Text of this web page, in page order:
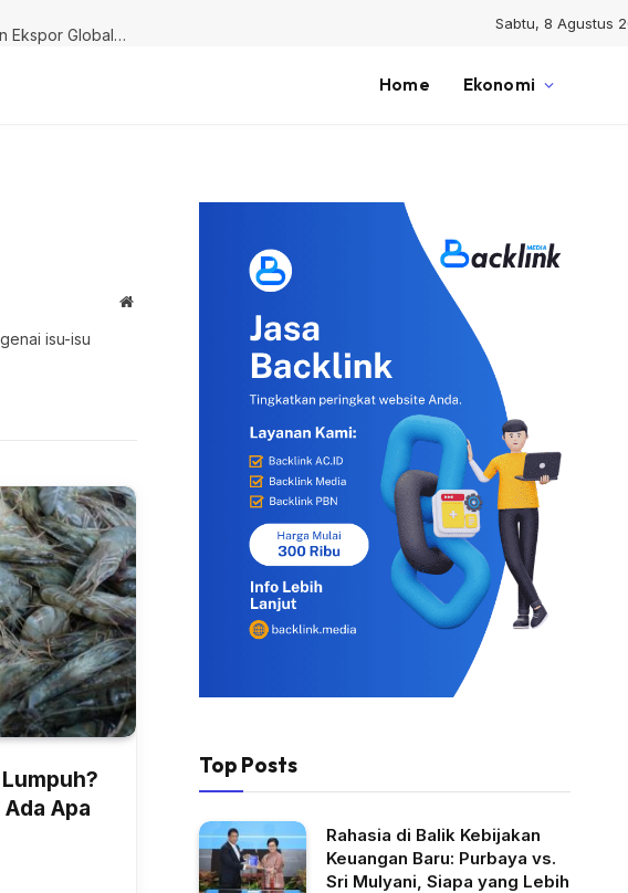
Terbongkar! Danantara Pangkas 274 BUMN, Bukan Sekadar Efisiensi Tapi Memicu Lonjakan Laba Fantastis dan Ekspor Global! Siap-siap Lihat Dampak Tak Terduga pada Ekonomi Nasional!
Sabtu, 8 Agustus
Home Ekonomi
Website
isu-isu
Apa
Top Posts
Rahasia di Balik Kebijakan
Keuangan Baru: Purbaya vs.
Sri Mulyani, Siapa yang Lebih